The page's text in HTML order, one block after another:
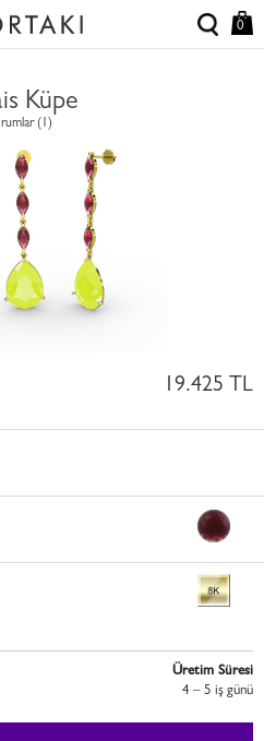
0
Küpe
(1)
19.425 TL
Üretim Süresi
4 – 5 i̇ş günü